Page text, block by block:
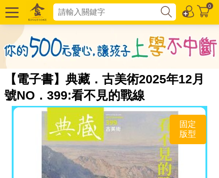
0
【電子書】典藏．古美術2025年12月
號NO．399:看不見的戰線
固定
版型